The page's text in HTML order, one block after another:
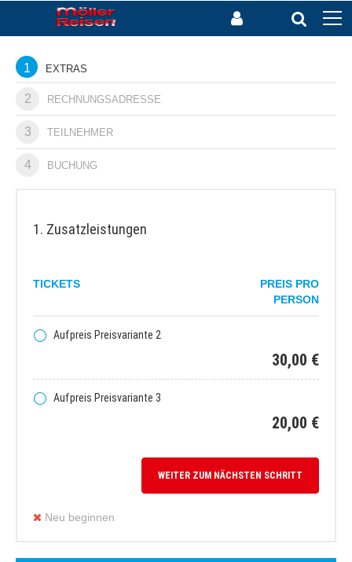
1 EXTRAS
2 RECHNUNGSADRESSE
3 TEILNEHMER
4 BUCHUNG
1. Zusatzleistungen
TICKETS
PREIS PRO
PERSON
Aufpreis Preisvariante 2
30,00 €
Aufpreis Preisvariante 3
20,00 €
WEITER ZUM NÄCHSTEN SCHRITT
Neu beginnen